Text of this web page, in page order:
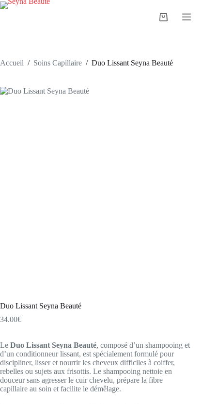
Passer
Panier
Accueil / Soins Capillaire / Duo Lissant Seyna Beauté
Duo Lissant Seyna Beauté
34.00€
Le Duo Lissant Seyna Beauté, composé d’un shampooing et
d’un conditionneur lissant, est spécialement formulé pour
discipliner, lisser et nourrir les cheveux difficiles à coiffer,
rebelles ou sujets aux frisottis. Le shampooing nettoie en
douceur sans agresser le cuir chevelu, prépare la fibre
capillaire au soin et facilite le démêlage.